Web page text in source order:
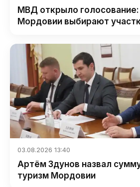
МВД открыло
Мордовии выбирают
03.08.2026 13:40
Артём Здунов назвал
туризм Мордовии